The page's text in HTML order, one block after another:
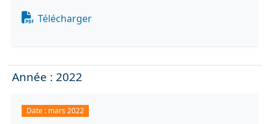
Document
Télécharger
Année : 2022
Date : mars 2022